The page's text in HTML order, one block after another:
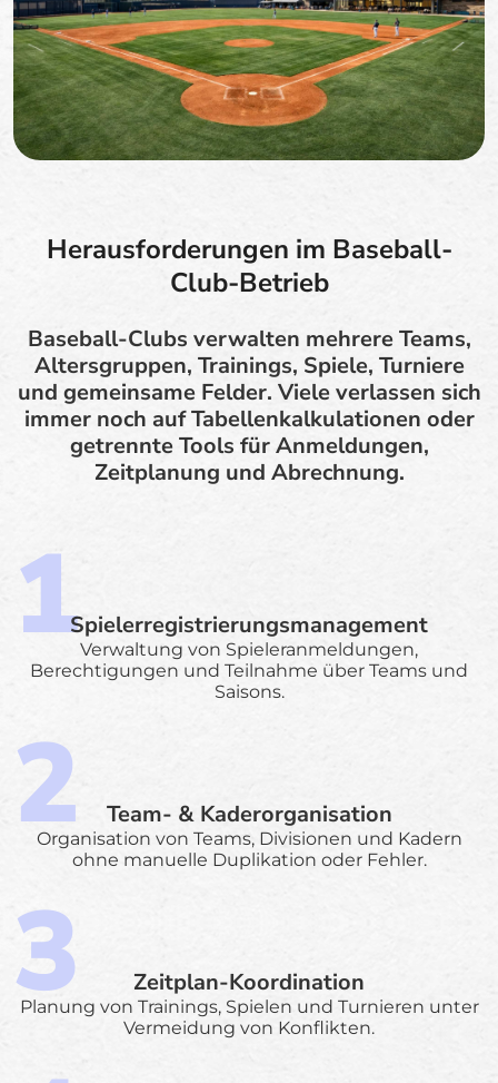
Herausforderungen im Baseball-
Club-Betrieb
Baseball-Clubs verwalten mehrere Teams,
Altersgruppen, Trainings, Spiele, Turniere
und gemeinsame Felder. Viele verlassen sich
immer noch auf Tabellenkalkulationen oder
getrennte Tools für Anmeldungen,
Zeitplanung und Abrechnung.
Spielerregistrierungsmanagement
Verwaltung von Spieleranmeldungen,
Berechtigungen und Teilnahme über Teams und
Saisons.
Team- & Kaderorganisation
Organisation von Teams, Divisionen und Kadern
ohne manuelle Duplikation oder Fehler.
Zeitplan-Koordination
Planung von Trainings, Spielen und Turnieren unter
Vermeidung von Konflikten.